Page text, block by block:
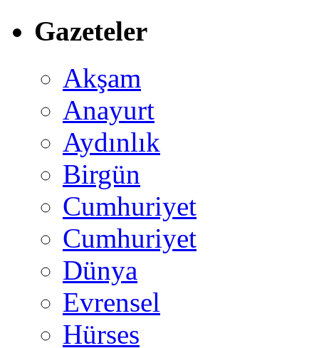
Gazeteler
Akşam
Anayurt
Aydınlık
Birgün
Cumhuriyet
Cumhuriyet
Dünya
Evrensel
Hürses